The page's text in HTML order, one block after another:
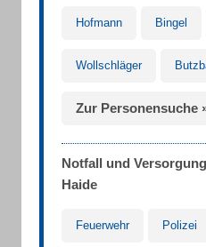
Hofmann Bingel
Wollschläger
Zur Personensuche
Notfall und
Haide
Feuerwehr Polizei